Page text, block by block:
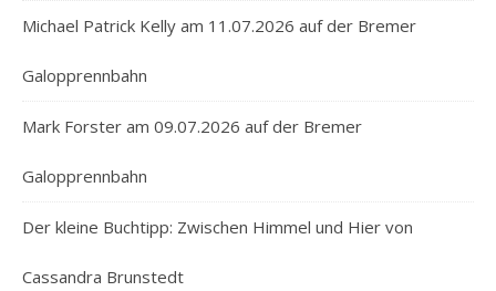
Michael Patrick Kelly am 11.07.2026 auf der Bremer
Galopprennbahn
Mark Forster am 09.07.2026 auf der Bremer
Galopprennbahn
Der kleine Buchtipp: Zwischen Himmel und Hier von
Cassandra Brunstedt